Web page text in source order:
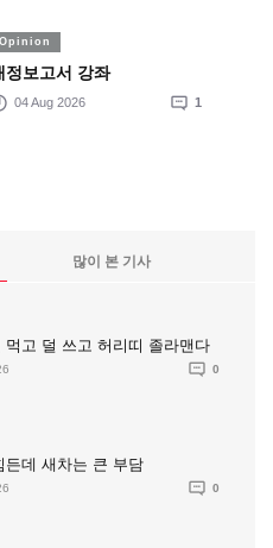
Opinion
정보고서 강좌
04 Aug 2026 1
많이 본 기사
먹고 덜 쓰고 허리띠 졸라맨다
0
든데 새차는 큰 부담
0